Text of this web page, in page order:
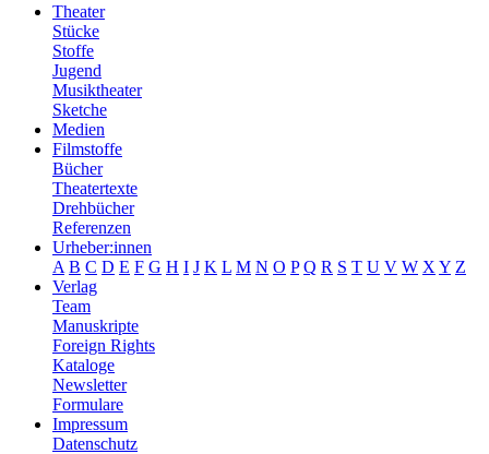
Theater
Stücke
Stoffe
Jugend
Musiktheater
Sketche
Medien
Filmstoffe
Bücher
Theatertexte
Drehbücher
Referenzen
Urheber:innen
A B C D E F G H I J K L M N O P Q R S T U V W X Y Z
Verlag
Team
Manuskripte
Foreign Rights
Kataloge
Newsletter
Formulare
Impressum
Datenschutz